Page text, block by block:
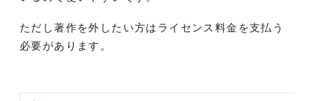
ただし著作を外したい方はライセンス料金を支払う
必要があります。